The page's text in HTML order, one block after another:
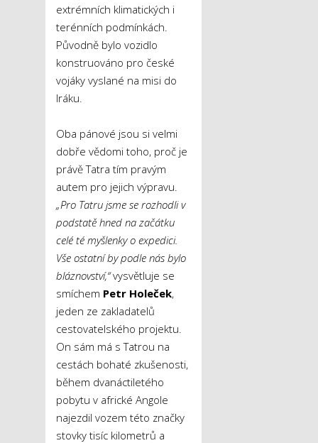
extrémních klimatických i
terénních podmínkách.
Původně bylo vozidlo
konstruováno pro české
vojáky vyslané na misi do
Iráku.
Oba pánové jsou si velmi
dobře vědomi toho, proč je
právě Tatra tím pravým
autem pro jejich výpravu.
„Pro Tatru jsme se rozhodli v
podstatě hned na začátku
celé té myšlenky o expedici.
Vše ostatní by podle nás bylo
bláznovství,“vysvětluje se
smíchem Petr Holeček,
jeden ze zakladatelů
cestovatelského projektu.
On sám má s Tatrou na
cestách bohaté zkušenosti,
během dvanáctiletého
pobytu v africké Angole
najezdil vozem této značky
stovky tisíc kilometrů a